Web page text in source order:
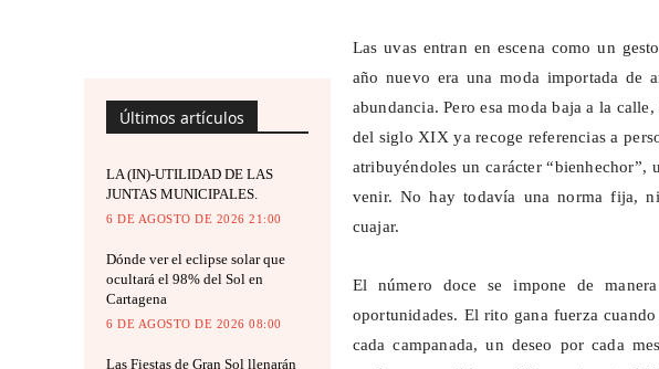
Últimos artículos
LA (IN)-UTILIDAD DE LAS
JUNTAS MUNICIPALES.
6 DE AGOSTO DE 2026 21:00
Dónde ver el eclipse solar que
ocultará el 98% del Sol en
Cartagena
6 DE AGOSTO DE 2026 08:00
Las Fiestas de Gran Sol llenarán
Las uvas entran en escena como un
año nuevo era una moda importada de
abundancia. Pero esa moda baja a la calle,
del siglo XIX ya recoge referencias a
atribuyéndoles un carácter “bienhechor”,
venir. No hay todavía una norma fija,
cuajar.
El número doce se impone de
oportunidades. El rito gana fuerza
cada campanada, un deseo por cada